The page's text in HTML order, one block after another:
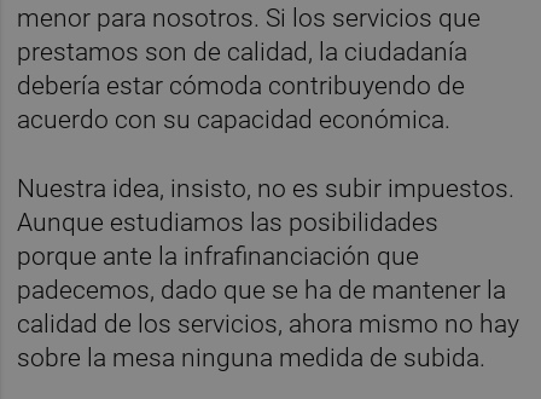
menor para nosotros. Si los servicios que
prestamos son de calidad, la ciudadanía
debería estar cómoda contribuyendo de
acuerdo con su capacidad económica.
Nuestra idea, insisto, no es subir impuestos.
Aunque estudiamos las posibilidades
porque ante la infrafinanciación que
padecemos, dado que se ha de mantener la
calidad de los servicios, ahora mismo no hay
sobre la mesa ninguna medida de subida.